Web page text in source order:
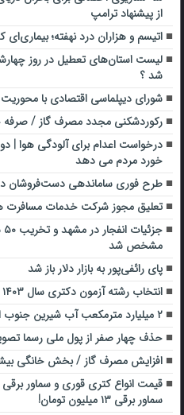
از پیشنهاد ترامپ
اتیسم و هزاران درد نهفته؛ بیماری‌ای
شد ؟
شورای دیپلماسی اقتصادی با
رکوردشکنی مجدد مصرف گاز / صرفه
خورد مردم می دهد
طرح فوری ساماندهی دست‌فروشان
تعلیق مجوز شرکت خدمات مسافرت
مشخص شد
پای رائفی‌پور به بازار دلار باز شد
انتخاب رشته‌ آزمون دکتری سال ۱۴۰۳ از فردا
۲ میلیارد مترمکعب آب شیرین ‌جنوب ایران هدر می‌رود
حذف چهار صفر از پول ملی رسما
افزایش مصرف گاز / بخش خانگی
سماور برقی ۱۳ میلیون تومان!